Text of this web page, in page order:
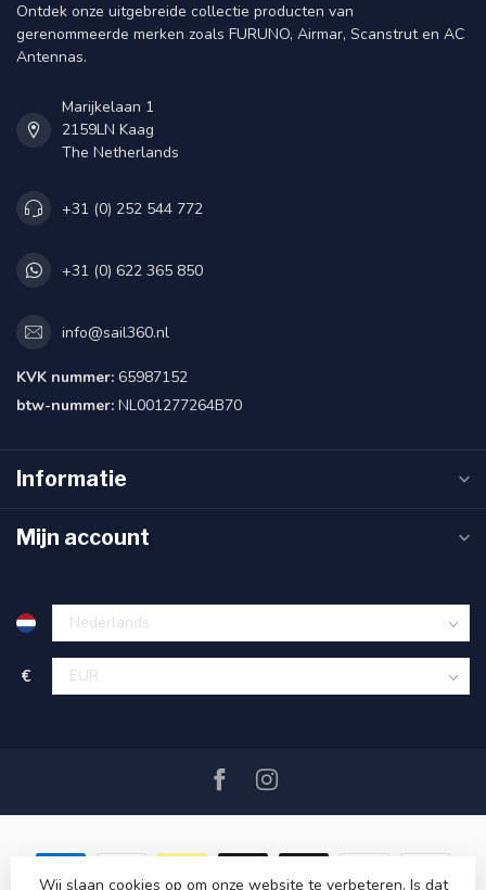
Ontdek onze uitgebreide collectie producten van
gerenommeerde merken zoals FURUNO, Airmar, Scanstrut en AC
Antennas.
Marijkelaan 1
2159LN Kaag
The Netherlands
+31 (0) 252 544 772
+31 (0) 622 365 850
info@sail360.nl
KVK nummer: 65987152
btw-nummer: NL001277264B70
Informatie
Mijn account
€
Wij slaan cookies op om onze website te verbeteren. Is dat